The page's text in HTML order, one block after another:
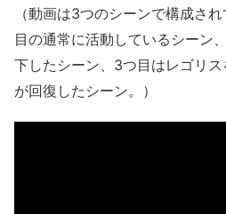
（動画は3つのシーンで構成さ
目の通常に活動しているシーン
下したシーン、3つ目はレゴリ
が回復したシーン。）